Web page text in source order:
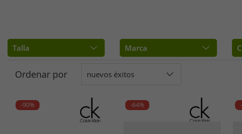
Talla Marca
Ordenar por nuevos éxitos
-90% -64%